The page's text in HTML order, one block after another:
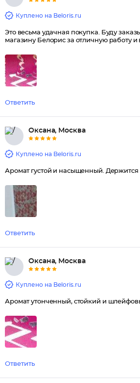
Куплено на Beloris.ru
Это весьма удачная покупка. Буду
магазину Белорис за отличную работу
Ответить
Оксана, Москва
Куплено на Beloris.ru
Аромат густой и насыщенный. Держится
Ответить
Оксана, Москва
Куплено на Beloris.ru
Аромат утонченный, стойкий и
Ответить